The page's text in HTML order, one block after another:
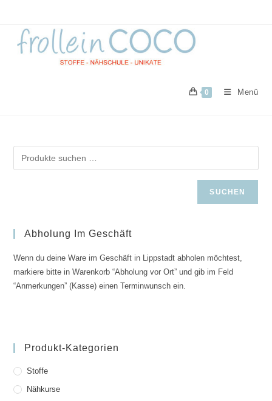
springen
0 Menü
SUCHEN
Abholung Im Geschäft
Wenn du deine Ware im Geschäft in Lippstadt abholen möchtest,
markiere bitte in Warenkorb “Abholung vor Ort” und gib im Feld
“Anmerkungen” (Kasse) einen Terminwunsch ein.
Produkt-Kategorien
Stoffe
Nähkurse